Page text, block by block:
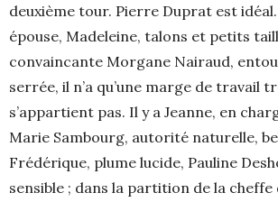
deuxième tour. Pierre Duprat est
épouse, Madeleine, talons et petits
convaincante Morgane Nairaud,
serrée, il n’a qu’une marge de travail
s’appartient pas. Il y a Jeanne, en
Marie Sambourg, autorité naturelle,
Frédérique, plume lucide, Pauline
sensible ; dans la partition de la cheffe